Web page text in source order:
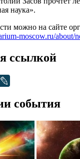
наука».
можно на сайте
moscow.ru/about/
ссылкой
события